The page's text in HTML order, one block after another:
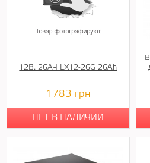
12В. 26АЧ LX12-26G 26Ah
1783 грн
НЕТ В НАЛИЧИИ